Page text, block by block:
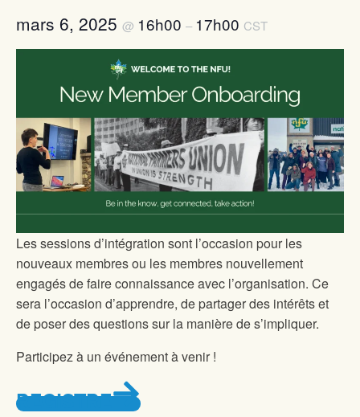
mars 6, 2025 @ 16h00 – 17h00 CST
Les sessions d’intégration sont l’occasion pour les
nouveaux membres ou les membres nouvellement
engagés de faire connaissance avec l’organisation. Ce
sera l’occasion d’apprendre, de partager des intérêts et
de poser des questions sur la manière de s’impliquer.
Participez à un événement à venir !
REGISTRE